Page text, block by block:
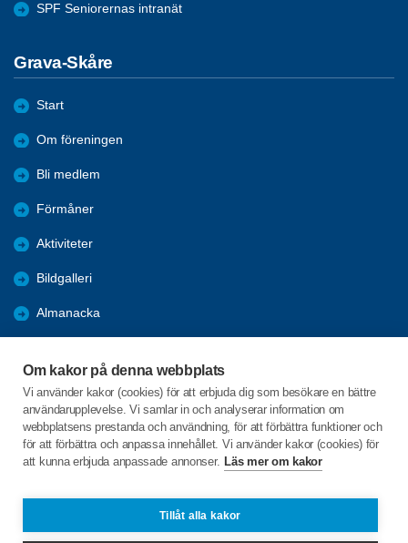
Om kakor på denna webbplats
Vi använder kakor (cookies) för att erbjuda dig som besökare en bättre
användarupplevelse. Vi samlar in och analyserar information om
webbplatsens prestanda och användning, för att förbättra funktioner och
för att förbättra och anpassa innehållet. Vi använder kakor (cookies) för
att kunna erbjuda anpassade annonser. Läs mer om kakor
Tillåt alla kakor
SPF Seniorernas intranät
Grava-Skåre
Start
Om föreningen
Bli medlem
Förmåner
Aktiviteter
Bildgalleri
Almanacka
Nyheter
C/o:Kenneth Hedström